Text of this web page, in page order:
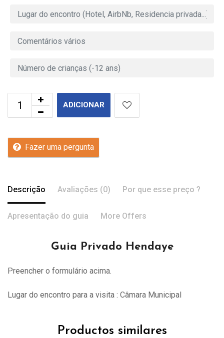
ADICIONAR
Fazer uma pergunta
Descrição Avaliações (0) Por que esse preço ?
Apresentação do guia More Offers
Guia Privado Hendaye
Preencher o formulário acima.
Lugar do encontro para a visita : Câmara Municipal
Productos similares